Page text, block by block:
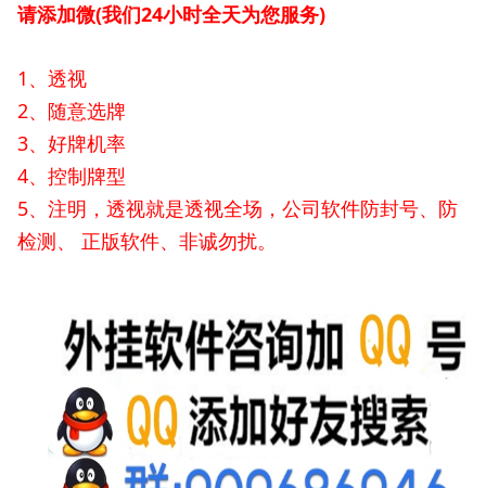
请添加微(我们24小时全天为您服务)
1、透视
2、随意选牌
3、好牌机率
4、控制牌型
5、注明，透视就是透视全场，公司软件防封号、防
检测、 正版软件、非诚勿扰。